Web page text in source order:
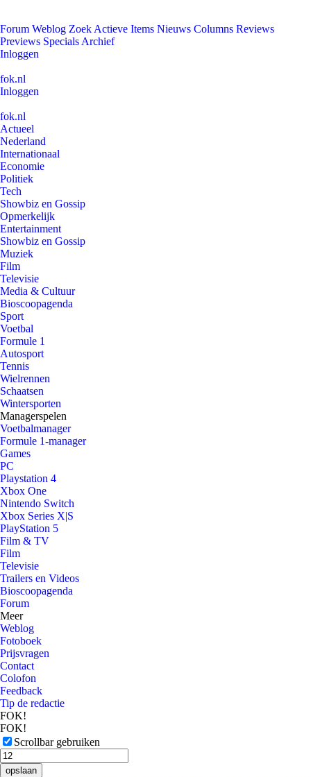
Forum Weblog Zoek Actieve Items Nieuws Columns Reviews
Previews Specials Archief
Inloggen
fok.nl
Inloggen
fok.nl
Actueel
Nederland
Internationaal
Economie
Politiek
Tech
Showbiz en Gossip
Opmerkelijk
Entertainment
Showbiz en Gossip
Muziek
Film
Televisie
Media & Cultuur
Bioscoopagenda
Sport
Voetbal
Formule 1
Autosport
Tennis
Wielrennen
Schaatsen
Wintersporten
Managerspelen
Voetbalmanager
Formule 1-manager
Games
PC
Playstation 4
Xbox One
Nintendo Switch
Xbox Series X|S
PlayStation 5
Film & TV
Film
Televisie
Trailers en Videos
Bioscoopagenda
Forum
Meer
Weblog
Fotoboek
Prijsvragen
Contact
Colofon
Feedback
Tip de redactie
FOK!
FOK!
Scrollbar gebruiken
opslaan